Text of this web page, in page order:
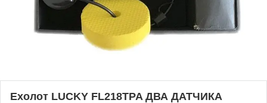
Ехолот LUCKY FL218TPA ДВА ДАТЧИКА